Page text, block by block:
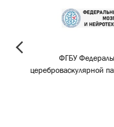
Федеральный центр
патологии и инсульта
prev